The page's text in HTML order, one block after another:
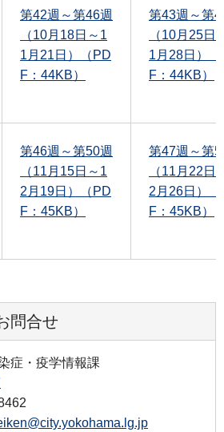
第42週～第46週
（10月18日～1
1月21日）（PD
F：44KB）
第43週～第
（10月25日
1月28日）
F：44KB）
第46週～第50週
（11月15日～1
2月19日）（PD
F：45KB）
第47週～第
（11月22日
2月26日）
F：45KB）
問合せ
症・疫学情報課